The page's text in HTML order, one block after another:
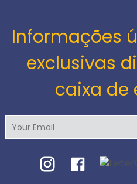
Informações
exclusivas
caixa de